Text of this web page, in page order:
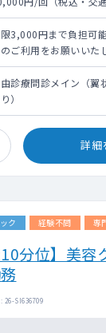
限3,000円まで負担可
ご利用をお願いいた
ー利用要相談
診療問診メイン（翼
）
詳細
ク 経験不問 専
10分位】美容
26-SI636709